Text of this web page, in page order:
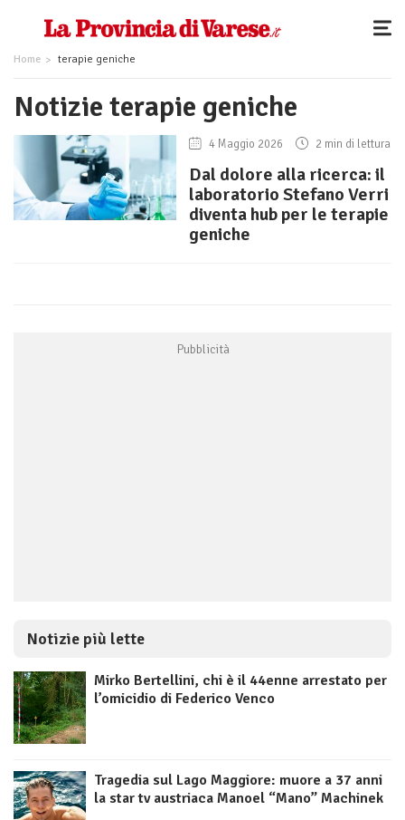
Home terapie geniche
Notizie terapie geniche
4 Maggio 2026 2 min di lettura
Dal dolore alla ricerca: il
laboratorio Stefano Verri
diventa hub per le terapie
geniche
Notizie più lette
Mirko Bertellini, chi è il 44enne arrestato per
l’omicidio di Federico Venco
Tragedia sul Lago Maggiore: muore a 37 anni
la star tv austriaca Manoel “Mano” Machinek